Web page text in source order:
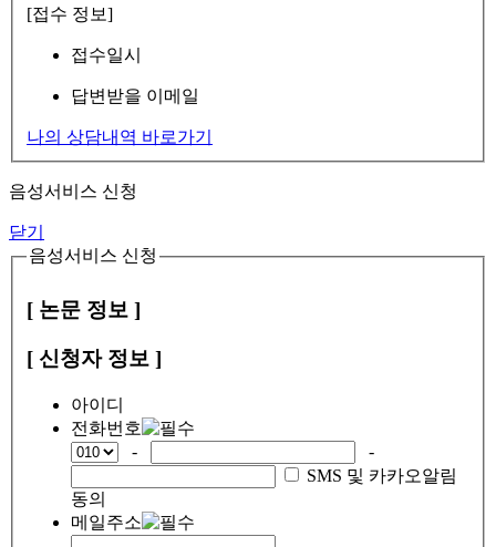
[접수 정보]
접수일시
답변받을 이메일
나의 상담내역 바로가기
음성서비스 신청
닫기
음성서비스 신청
[ 논문 정보 ]
[ 신청자 정보 ]
아이디
전화번호
-
-
SMS 및 카카오알림
동의
메일주소